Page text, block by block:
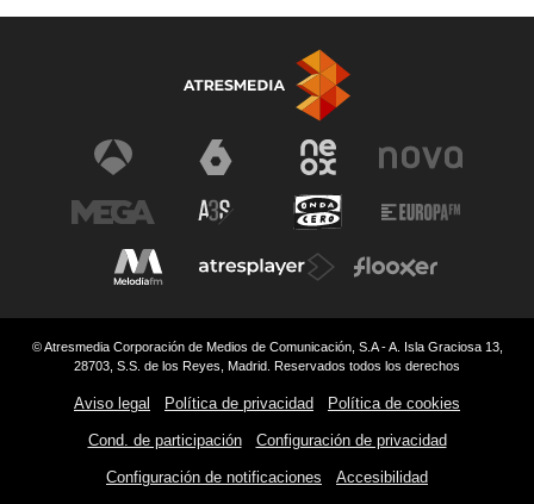
© Atresmedia Corporación de Medios de Comunicación, S.A - A. Isla Graciosa 13,
28703, S.S. de los Reyes, Madrid. Reservados todos los derechos
Aviso legal Política de privacidad Política de cookies
Cond. de participación Configuración de privacidad
Configuración de notificaciones Accesibilidad